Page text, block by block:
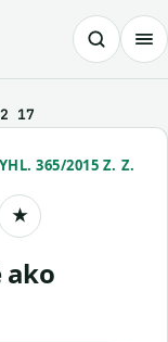
17
365/2015 Z. Z.
★Uložiť kód